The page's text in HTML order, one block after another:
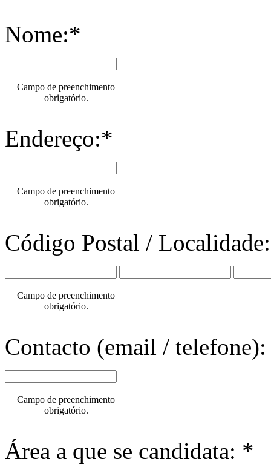
Nome:*
Campo de preenchimento
obrigatório.
Endereço:*
Campo de preenchimento
obrigatório.
Código Postal /
Campo de preenchimento
obrigatório.
Contacto (email /
Campo de preenchimento
obrigatório.
Área a que se candidata: *